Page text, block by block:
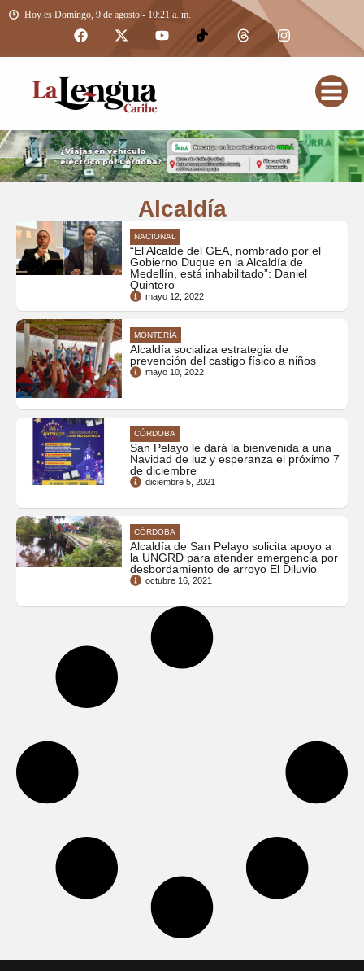
Hoy es Domingo, 9 de agosto - 10:21 a. m.
Alcaldía
NACIONAL
“El Alcalde del GEA, nombrado por el
Gobierno Duque en la Alcaldía de
Medellín, está inhabilitado”: Daniel
Quintero
mayo 12, 2022
MONTERÍA
Alcaldía socializa estrategia de
prevención del castigo físico a niños
mayo 10, 2022
CÓRDOBA
San Pelayo le dará la bienvenida a una
Navidad de luz y esperanza el próximo 7
de diciembre
diciembre 5, 2021
CÓRDOBA
Alcaldía de San Pelayo solicita apoyo a
la UNGRD para atender emergencia por
desbordamiento de arroyo El Diluvio
octubre 16, 2021